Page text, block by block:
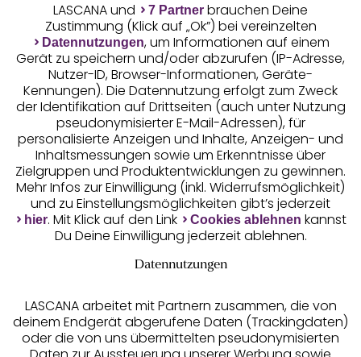
Geprüfte Sicherheit
Unsere Apps
LASCANA und 7 Partner brauchen Deine
Zustimmung (Klick auf „Ok”) bei vereinzelten
Datennutzungen, um Informationen auf einem
Gerät zu speichern und/oder abzurufen (IP-Adresse,
Nutzer-ID, Browser-Informationen, Geräte-
Kennungen). Die Datennutzung erfolgt zum Zweck
der Identifikation auf Drittseiten (auch unter Nutzung
pseudonymisierter E-Mail-Adressen), für
personalisierte Anzeigen und Inhalte, Anzeigen- und
Inhaltsmessungen sowie um Erkenntnisse über
Zielgruppen und Produktentwicklungen zu gewinnen.
Mehr Infos zur Einwilligung (inkl. Widerrufsmöglichkeit)
und zu Einstellungsmöglichkeiten gibt’s jederzeit
hier. Mit Klick auf den Link Cookies ablehnen kannst
Du Deine Einwilligung jederzeit ablehnen.
Datennutzungen
LASCANA arbeitet mit Partnern zusammen, die von
deinem Endgerät abgerufene Daten (Trackingdaten)
oder die von uns übermittelten pseudonymisierten